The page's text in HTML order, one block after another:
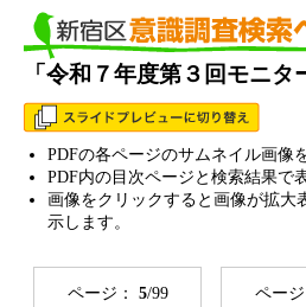
「令和７年度第３回モニ
PDFの各ページのサムネイル画像
PDF内の目次ページと検索結果で
画像をクリックすると画像が拡大
示します。
ページ： 5/99 ページ